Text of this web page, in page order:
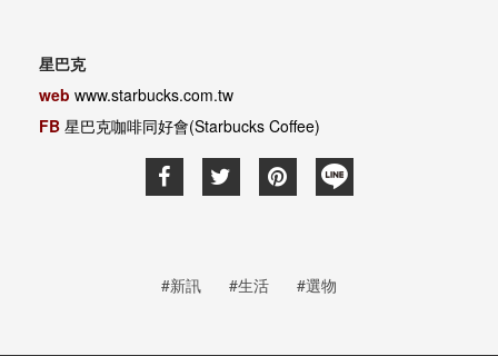
星巴克
web www.starbucks.com.tw
FB 星巴克咖啡同好會(Starbucks Coffee)
#新訊 #生活 #選物